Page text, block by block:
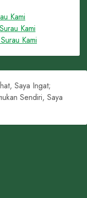
Kami
Kami
Kami
Saya Ingat;
Sendiri, Saya